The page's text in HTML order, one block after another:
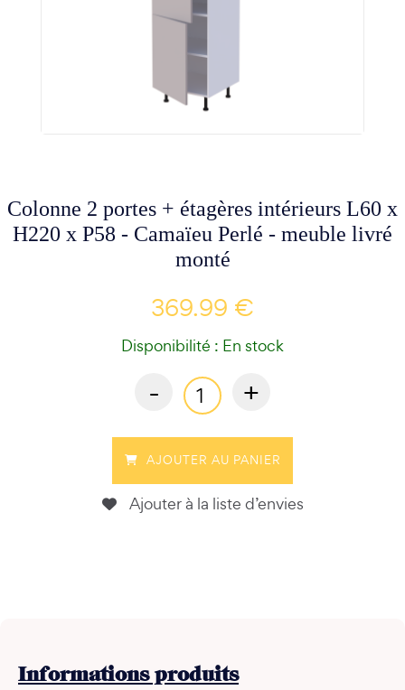
Colonne 2 portes + étagères intérieurs L60 x
H220 x P58 - Camaïeu Perlé - meuble livré
monté
369.99 €
Disponibilité : En stock
- +
AJOUTER AU PANIER
Ajouter à la liste d’envies
Informationsproduits